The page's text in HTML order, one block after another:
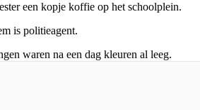
een kopje koffie op het schoolplein.
is politieagent.
waren na een dag kleuren al leeg.